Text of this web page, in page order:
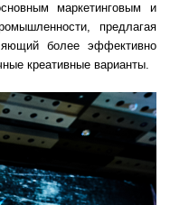
маркетинговым и
предлагая
более эффективно
креативные варианты.